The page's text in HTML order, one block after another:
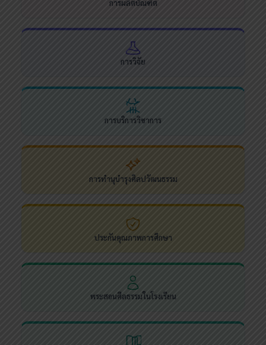
การผลิตบัณฑิต
การวิจัย
การบริการวิชาการ
การทำนุบำรุงศิลปวัฒนธรรม
ประกันคุณภาพการศึกษา
พระสอนศีลธรรมในโรงเรียน